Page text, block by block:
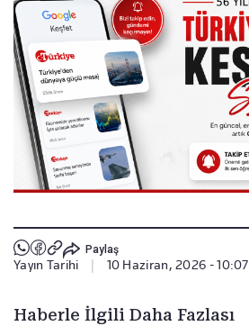
Paylaş
Yayın Tarihi 10 Haziran, 2026 - 10:07
Haberle İlgili Daha Fazlası